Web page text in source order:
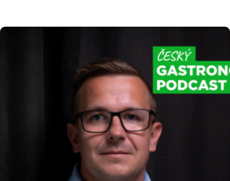
vyhodit telefon oknem. A vůbec se vám
Místo toho, abyste dělali to, co vás živí a baví […]